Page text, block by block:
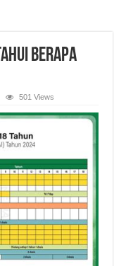
Berapa
501 Views